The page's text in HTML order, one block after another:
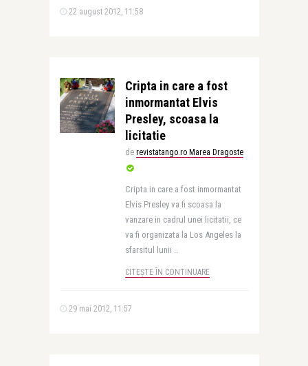
22 august 2012, 11:58
Cripta in care a fost
inmormantat Elvis
Presley, scoasa la
licitatie
de revistatango.ro Marea Dragoste
Cripta in care a fost inmormantat
Elvis Presley va fi scoasa la
vanzare in cadrul unei licitatii, ce
va fi organizata la Los Angeles la
sfarsitul lunii ..
CITEȘTE ÎN CONTINUARE
29 mai 2012, 11:57